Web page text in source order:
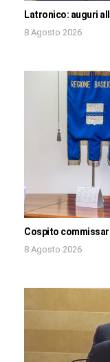
Latronico: auguri
8 Agosto 2026
Cospito
8 Agosto 2026